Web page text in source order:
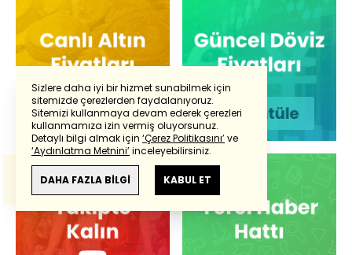
Sizlere daha iyi bir hizmet sunabilmek için
sitemizde çerezlerden faydalanıyoruz.
Sitemizi kullanmaya devam ederek çerezleri
kullanmamıza izin vermiş oluyorsunuz.
Detaylı bilgi almak için ‘Çerez Politikasını’ve
‘Aydınlatma Metnini’inceleyebilirsiniz.
DAHA FAZLA BİLGİ KABUL ET
Powered by Translate
Bu çevirideGoogle Transletekullanılmıştır.
Anlam ve çeviri hatalarından
haberturk.com
sorumlu değildir.